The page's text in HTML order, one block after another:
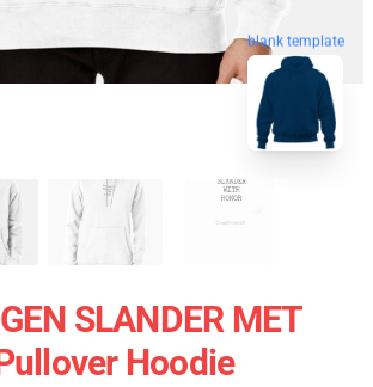
blank template
SLANDER MET
Hoodie